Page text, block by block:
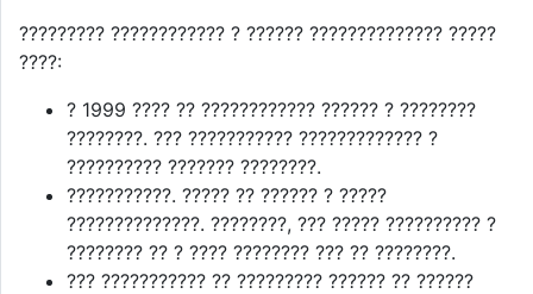
????????? ???????????? ? ?????? ?????????????? ?????
????:
? 1999 ???? ?? ???????????? ?????? ? ????????
????????. ??? ??????????? ????????????? ?
?????????? ??????? ????????.
???????????. ????? ?? ?????? ? ?????
??????????????. ????????, ??? ????? ?????????? ?
???????? ?? ? ???? ???????? ??? ?? ????????.
??? ??????????? ?? ????????? ?????? ?? ??????